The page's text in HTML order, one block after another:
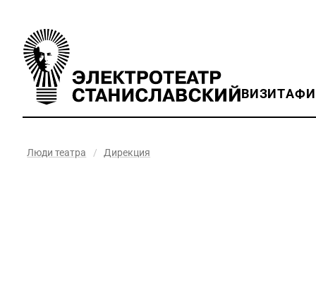
ВИЗИТ
Люди театра / Дирекция